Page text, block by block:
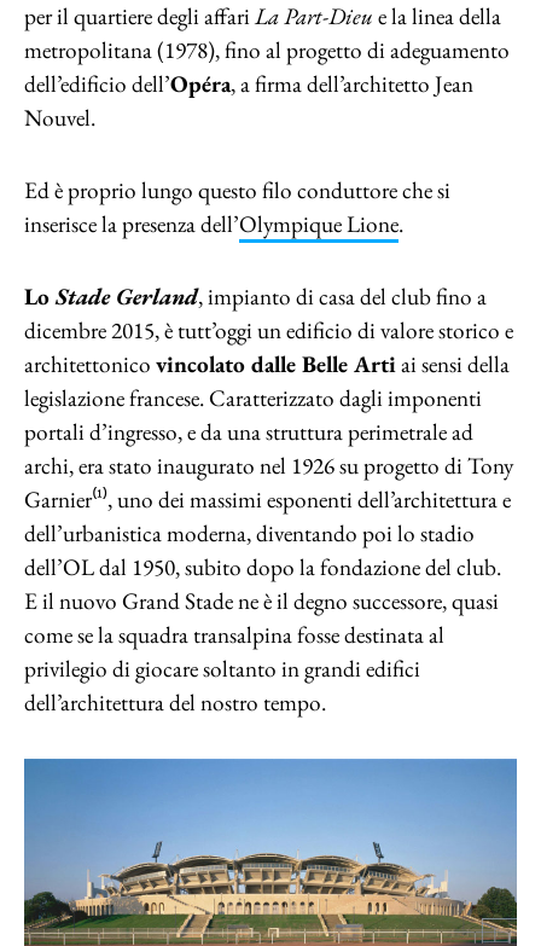
per il quartiere degli affariLa Part-Dieu e la linea della
metropolitana (1978), fino al progetto di adeguamento
dell’edificio dell’Opéra, a firma dell’architetto Jean
Nouvel.
Ed è proprio lungo questo filo conduttore che si
inserisce la presenza dell’Olympique Lione.
LoStade Gerland, impianto di casa del club fino a
dicembre 2015, è tutt’oggi un edificio di valore storico e
architettonico vincolato dalle Belle Artiai sensi della
legislazione francese. Caratterizzato dagli imponenti
portali d’ingresso, e da una struttura perimetrale ad
archi, era stato inaugurato nel 1926 su progetto di Tony
Garnier⁽¹⁾, uno dei massimi esponenti dell’architettura e
dell’urbanistica moderna, diventando poi lo stadio
dell’OL dal 1950, subito dopo la fondazione del club.
E il nuovo Grand Stade ne è il degno successore, quasi
come se la squadra transalpina fosse destinata al
privilegio di giocare soltanto in grandi edifici
dell’architettura del nostro tempo.